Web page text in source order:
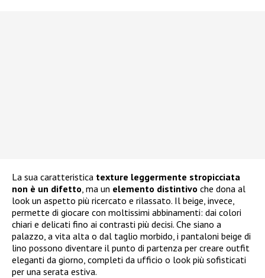
La sua caratteristica texture leggermente stropicciata
non è un difetto , ma un elemento distintivo che dona al
look un aspetto più ricercato e rilassato. Il beige, invece,
permette di giocare con moltissimi abbinamenti: dai colori
chiari e delicati fino ai contrasti più decisi. Che siano a
palazzo, a vita alta o dal taglio morbido, i pantaloni beige di
lino possono diventare il punto di partenza per creare outfit
eleganti da giorno, completi da ufficio o look più sofisticati
per una serata estiva.